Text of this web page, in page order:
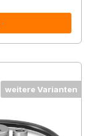
weitere Varianten